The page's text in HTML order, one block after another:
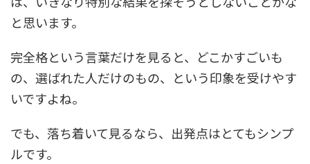
と思います。
完全格という言葉だけを見ると、どこかすごいも
の、選ばれた人だけのもの、という印象を受けやす
いですよね。
でも、落ち着いて見るなら、出発点はとてもシンプ
ルです。